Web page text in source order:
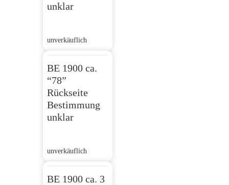
unklar
unverkäuflich
BE 1900 ca.
“78”
Rückseite
Bestimmung
unklar
unverkäuflich
BE 1900 ca. 3